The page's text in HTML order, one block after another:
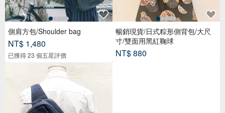
側肩方包/Shoulder bag
NT$ 1,480
已獲得 23 個五星評價
暢銷現貨/日式粽形側背包/大尺
寸/雙面用黑紅鞠球
NT$ 880